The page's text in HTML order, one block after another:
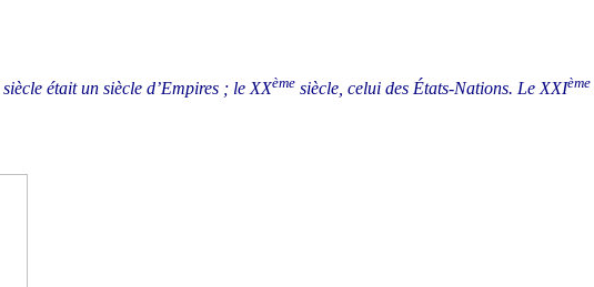
siècle était un siècle d’Empires ; le XXème siècle, celui des États-Nations. Le XXIème